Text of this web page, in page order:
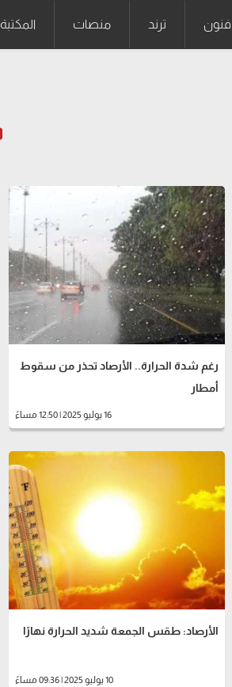
فنون ترند منصات المكتبة
رغم شدة الحرارة.. الأرصاد تحذر من سقوط
أمطار
16 يوليو 2025 | 12:50 مساءً
الأرصاد: طقس الجمعة شديد الحرارة نهارًا
10 يوليو 2025 | 09:36 مساءً